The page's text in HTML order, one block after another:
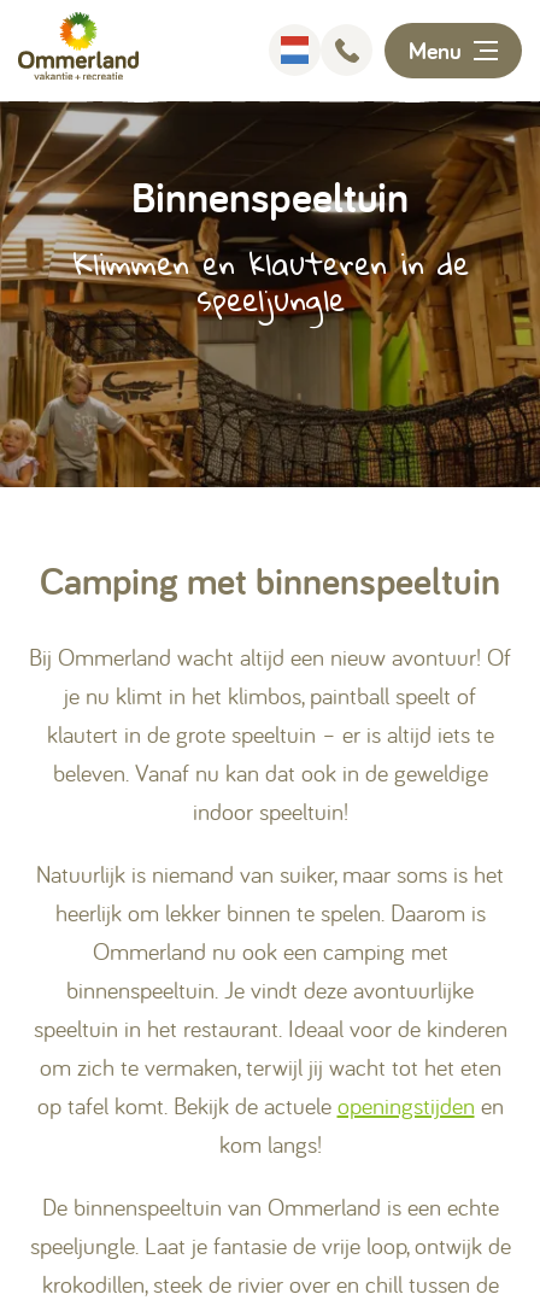
Menu
Overnachten
Faciliteiten
Animatie
Omgeving
Ontdekken
Kamperen
Huren
+31 (0) 529 451 362
Gastinformatie
Contact
Werken bij
Mijn Ommerland
Binnenspeeltuin
Klimmen en klauteren in de
speeljungle
Camping met binnenspeeltuin
Bij Ommerland wacht altijd een nieuw avontuur! Of
je nu klimt in het klimbos, paintball speelt of
klautert in de grote speeltuin – er is altijd iets te
beleven. Vanaf nu kan dat ook in de geweldige
indoor speeltuin!
Natuurlijk is niemand van suiker, maar soms is het
heerlijk om lekker binnen te spelen. Daarom is
Ommerland nu ook een camping met
binnenspeeltuin. Je vindt deze avontuurlijke
speeltuin in het restaurant. Ideaal voor de kinderen
om zich te vermaken, terwijl jij wacht tot het eten
op tafel komt. Bekijk de actuele openingstijden en
kom langs!
De binnenspeeltuin van Ommerland is een echte
speeljungle. Laat je fantasie de vrije loop, ontwijk de
krokodillen, steek de rivier over en chill tussen de